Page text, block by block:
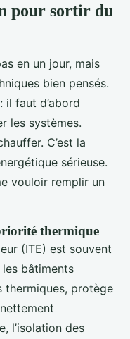
pour sortir du
en un jour, mais
bien pensés.
il faut d’abord
les systèmes.
C’est la
sérieuse.
vouloir remplir un
thermique
(ITE) est souvent
bâtiments
thermiques, protège
l’isolation des